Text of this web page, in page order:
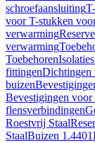
schroefaansluiting
voor T-stukken
verwarming
verwarming
Toebehoren
fittingenDichtingen
buizen
Bevestigingen voor
flensverbindingen
Roestvrij Staal
StaalBuizen 1.4401